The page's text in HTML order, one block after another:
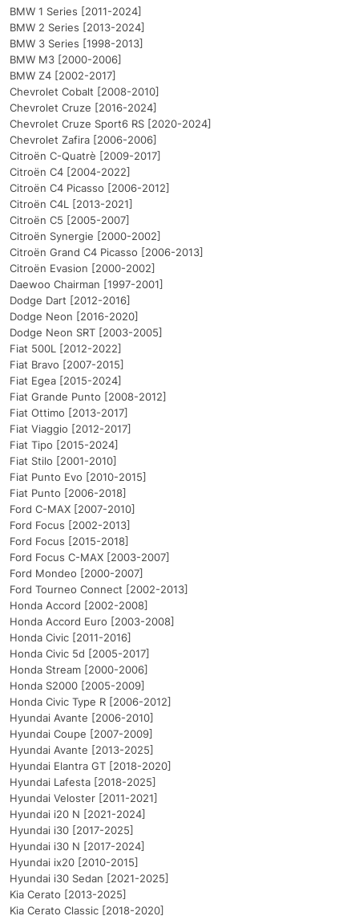
BMW 1 Series [2011-2024]
BMW 2 Series [2013-2024]
BMW 3 Series [1998-2013]
BMW M3 [2000-2006]
BMW Z4 [2002-2017]
Chevrolet Cobalt [2008-2010]
Chevrolet Cruze [2016-2024]
Chevrolet Cruze Sport6 RS [2020-2024]
Chevrolet Zafira [2006-2006]
Citroën C-Quatrè [2009-2017]
Citroën C4 [2004-2022]
Citroën C4 Picasso [2006-2012]
Citroën C4L [2013-2021]
Citroën C5 [2005-2007]
Citroën Synergie [2000-2002]
Citroën Grand C4 Picasso [2006-2013]
Citroën Evasion [2000-2002]
Daewoo Chairman [1997-2001]
Dodge Dart [2012-2016]
Dodge Neon [2016-2020]
Dodge Neon SRT [2003-2005]
Fiat 500L [2012-2022]
Fiat Bravo [2007-2015]
Fiat Egea [2015-2024]
Fiat Grande Punto [2008-2012]
Fiat Ottimo [2013-2017]
Fiat Viaggio [2012-2017]
Fiat Tipo [2015-2024]
Fiat Stilo [2001-2010]
Fiat Punto Evo [2010-2015]
Fiat Punto [2006-2018]
Ford C-MAX [2007-2010]
Ford Focus [2002-2013]
Ford Focus [2015-2018]
Ford Focus C-MAX [2003-2007]
Ford Mondeo [2000-2007]
Ford Tourneo Connect [2002-2013]
Honda Accord [2002-2008]
Honda Accord Euro [2003-2008]
Honda Civic [2011-2016]
Honda Civic 5d [2005-2017]
Honda Stream [2000-2006]
Honda S2000 [2005-2009]
Honda Civic Type R [2006-2012]
Hyundai Avante [2006-2010]
Hyundai Coupe [2007-2009]
Hyundai Avante [2013-2025]
Hyundai Elantra GT [2018-2020]
Hyundai Lafesta [2018-2025]
Hyundai Veloster [2011-2021]
Hyundai i20 N [2021-2024]
Hyundai i30 [2017-2025]
Hyundai i30 N [2017-2024]
Hyundai ix20 [2010-2015]
Hyundai i30 Sedan [2021-2025]
Kia Cerato [2013-2025]
Kia Cerato Classic [2018-2020]